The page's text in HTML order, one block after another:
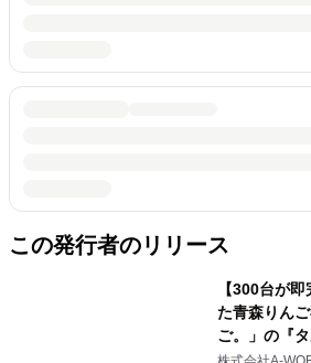
この発行者のリリース
【300台が
た青森りん
ご。」の『
キ』が 7月16